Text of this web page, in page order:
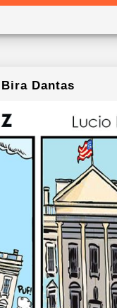
Bira Dantas